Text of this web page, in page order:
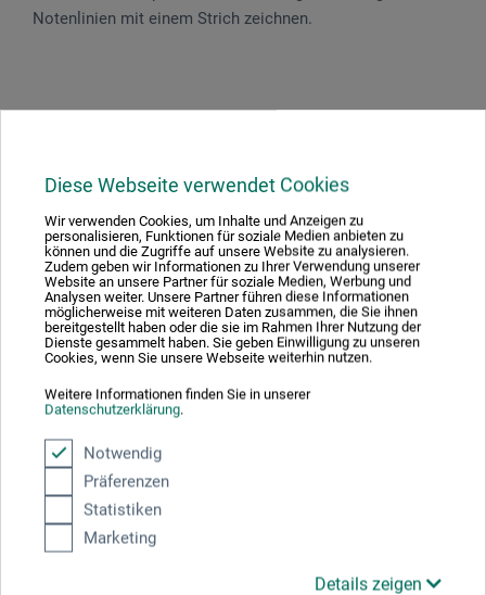
Diese Webseite verwendet Cookies
Wir verwenden Cookies, um Inhalte und Anzeigen zu
personalisieren, Funktionen für soziale Medien anbieten zu
können und die Zugriffe auf unsere Website zu analysieren.
Zudem geben wir Informationen zu Ihrer Verwendung unserer
Website an unsere Partner für soziale Medien, Werbung und
Analysen weiter. Unsere Partner führen diese Informationen
möglicherweise mit weiteren Daten zusammen, die Sie ihnen
bereitgestellt haben oder die sie im Rahmen Ihrer Nutzung der
Dienste gesammelt haben. Sie geben Einwilligung zu unseren
Cookies, wenn Sie unsere Webseite weiterhin nutzen.
Weitere Informationen finden Sie in unserer
Datenschutzerklärung.
Notwendig
Präferenzen
Statistiken
Marketing
Details zeigen
Notenlinien mit einem Strich zeichnen.
JETZT PRODUKT BEWERTEN
Hersteller-Kontakt
Hier finden Sie die Kontaktdaten des Herstellers zu